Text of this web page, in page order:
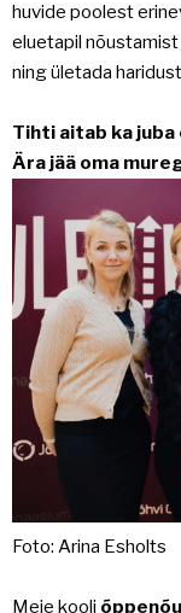
huvide poolest
eluetapil
ning ületada
Tihti aitab ka
Ära jää oma
Foto: Arina Esholts
Meie kooli